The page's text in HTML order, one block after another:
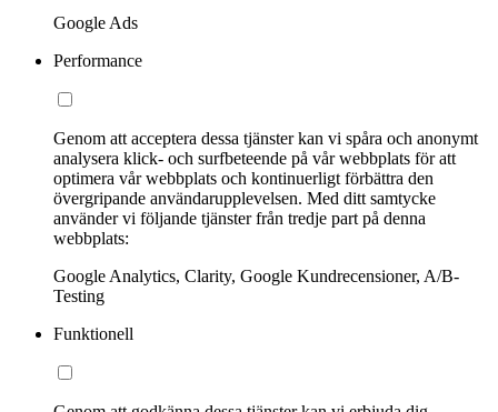
Google Ads
Performance
Genom att acceptera dessa tjänster kan vi spåra och anonymt
analysera klick- och surfbeteende på vår webbplats för att
optimera vår webbplats och kontinuerligt förbättra den
övergripande användarupplevelsen. Med ditt samtycke
använder vi följande tjänster från tredje part på denna
webbplats:
Google Analytics, Clarity, Google Kundrecensioner, A/B-
Testing
Funktionell